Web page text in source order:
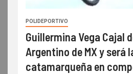
POLIDEPORTIVO
Guillermina Vega Cajal
Argentino de MX y será
catamarqueña en